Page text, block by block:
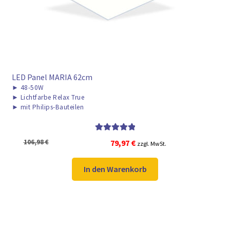
LED Panel MARIA 62cm
► 48-50W
► Lichtfarbe Relax True
► mit Philips-Bauteilen
von 5
106,98€
Ursprünglicher
war:
106,98 €
79,97 €Aktueller
ist:
79,97 €.
zzgl. MwSt.
In den Warenkorb